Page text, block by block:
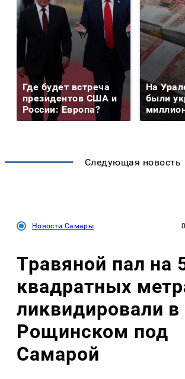
Где будет встреча
президентов США и
России: Европа?
На
были
Следующая новость
Новости Самары
Травяной пал на
квадратных
ликвидировали в
Рощинском под
Самарой